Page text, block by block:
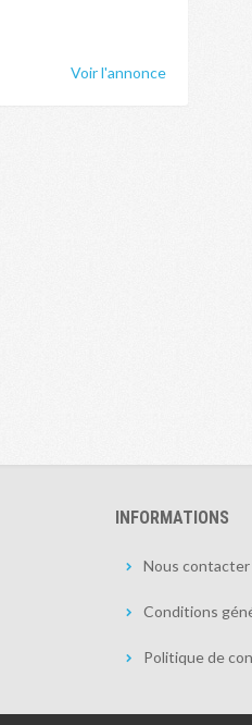
Voir l'annonce
INFORMATIONS
Nous contacter
Conditions
Politique de